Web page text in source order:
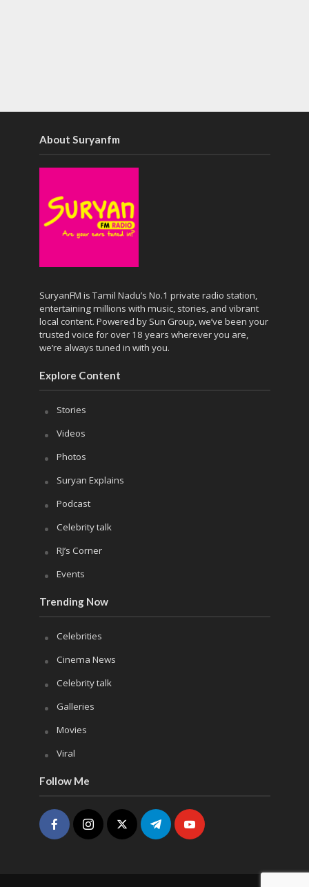
About Suryanfm
SuryanFM is Tamil Nadu’s No.1 private radio station,
entertaining millions with music, stories, and vibrant
local content. Powered by Sun Group, we’ve been your
trusted voice for over 18 years wherever you are,
we’re always tuned in with you.
Explore Content
Stories
Videos
Photos
Suryan Explains
Podcast
Celebrity talk
RJ’s Corner
Events
Trending Now
Celebrities
Cinema News
Celebrity talk
Galleries
Movies
Viral
Follow Me